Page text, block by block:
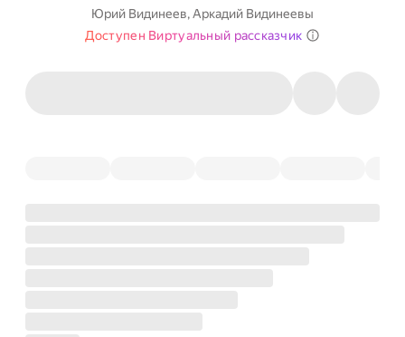
Юрий Видинеев,Аркадий Видинеевы
Доступен Виртуальный рассказчик